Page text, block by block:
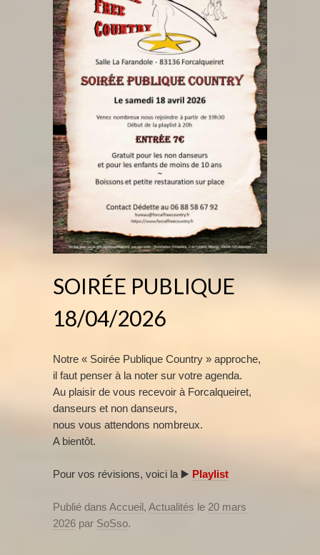
SOIRÉE PUBLIQUE
18/04/2026
Notre « Soirée Publique Country » approche,
il faut penser à la noter sur votre agenda.
Au plaisir de vous recevoir à Forcalqueiret,
danseurs et non danseurs,
nous vous attendons nombreux.
A bientôt.
Pour vos révisions, voici la ▶️ Playlist
Publié dans Accueil, Actualités le 20 mars
2026 par SoSso.